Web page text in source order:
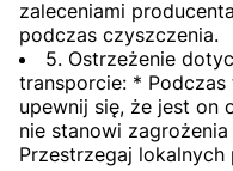
zaleceniami
podczas czyszczenia.
5. Ostrzeżenie
transporcie: *
upewnij się, że jest on
nie stanowi
Przestrzegaj